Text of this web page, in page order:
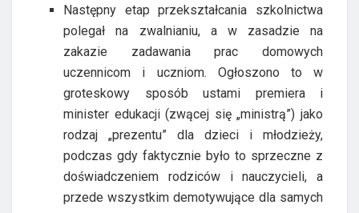
Następny etap przekształcania szkolnictwa
polegał na zwalnianiu, a w zasadzie na
zakazie zadawania prac domowych
uczennicom i uczniom. Ogłoszono to w
groteskowy sposób ustami premiera i
minister edukacji (zwącej się „ministrą”) jako
rodzaj „prezentu” dla dzieci i młodzieży,
podczas gdy faktycznie było to sprzeczne z
doświadczeniem rodziców i nauczycieli, a
przede wszystkim demotywujące dla samych